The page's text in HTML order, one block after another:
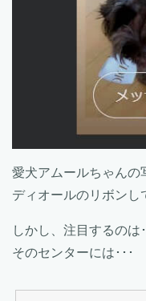
愛犬アムールちゃんの
ディオールのリボンし
しかし、注目するのは･
そのセンターには･･･